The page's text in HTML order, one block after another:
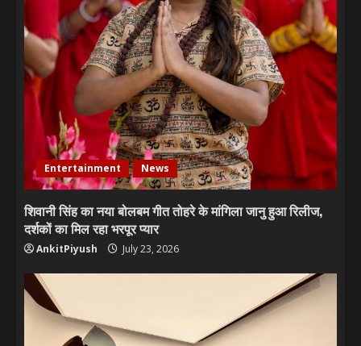
Entertainment News
शिवानी सिंह का नया बोलबम गीत तोहरे के मांगिला जानु हुआ रिलीज,
दर्शकों का मिल रहा भरपूर प्यार
AnkitPiyush July 23, 2026